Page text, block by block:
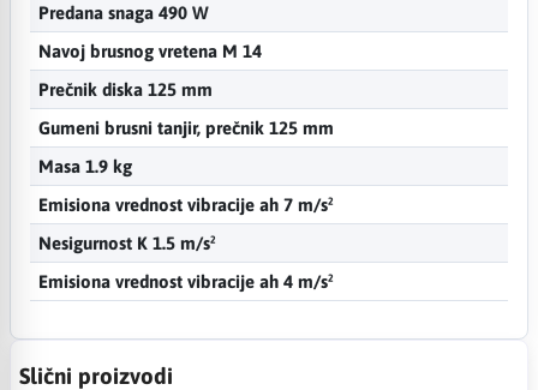
Predana snaga 490 W
Navoj brusnog vretena M 14
Prečnik diska 125 mm
Gumeni brusni tanjir, prečnik 125 mm
Masa 1.9 kg
Emisiona vrednost vibracije ah 7 m/s²
Nesigurnost K 1.5 m/s²
Emisiona vrednost vibracije ah 4 m/s²
Slični proizvodi